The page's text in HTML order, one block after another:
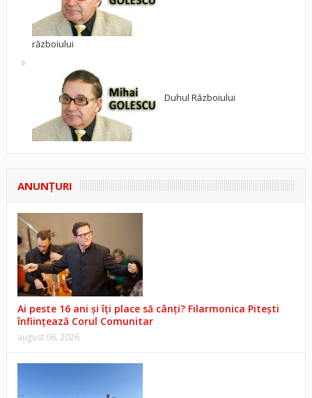
războiului
Duhul Războiului
ANUNŢURI
Ai peste 16 ani și îți place să cânți? Filarmonica Pitești
înființează Corul Comunitar
august 06, 2026